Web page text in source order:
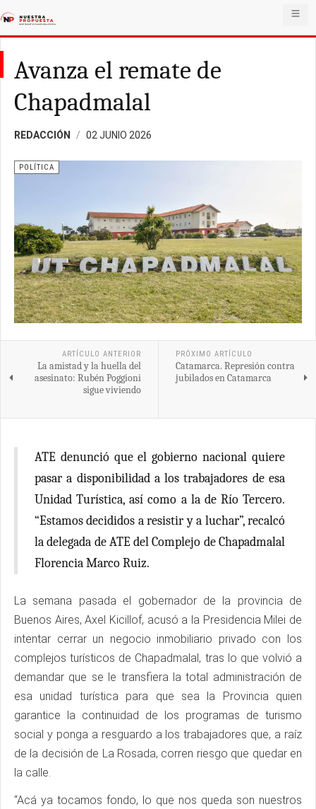
Avanza el remate de
Chapadmalal
REDACCIÓN 02 JUNIO 2026
POLÍTICA
ARTÍCULO ANTERIOR
La amistad y la huella del
asesinato: Rubén Poggioni
sigue viviendo
PRÓXIMO ARTÍCULO
Catamarca. Represión contra
jubilados en Catamarca
ATE denunció que el gobierno nacional quiere
pasar a disponibilidad a los trabajadores de esa
Unidad Turística, así como a la de Río Tercero.
“Estamos decididos a resistir y a luchar”, recalcó
la delegada de ATE del Complejo de Chapadmalal
Florencia Marco Ruiz.
La semana pasada el gobernador de la provincia de
Buenos Aires, Axel Kicillof, acusó a la Presidencia Milei de
intentar cerrar un negocio inmobiliario privado con los
complejos turísticos de Chapadmalal, tras lo que volvió a
demandar que se le transfiera la total administración de
esa unidad turística para que sea la Provincia quien
garantice la continuidad de los programas de turismo
social y ponga a resguardo a los trabajadores que, a raíz
de la decisión de La Rosada, corren riesgo que quedar en
la calle.
“Acá ya tocamos fondo, lo que nos queda son nuestros